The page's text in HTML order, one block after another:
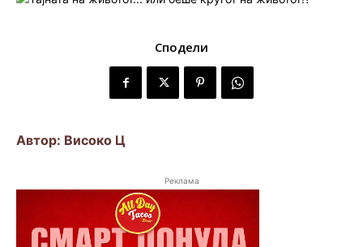
Сподели
Автор: Високо Ц
Реклама